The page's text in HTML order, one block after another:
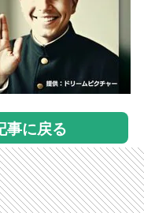
事に戻る